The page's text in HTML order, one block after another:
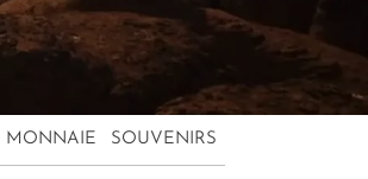
MONNAIE SOUVENIRS